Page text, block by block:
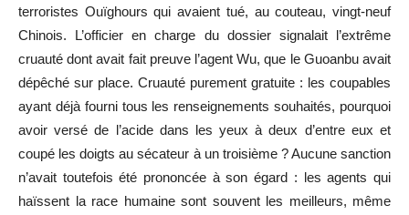
terroristes Ouïghours qui avaient tué, au couteau, vingt-neuf
Chinois. L’officier en charge du dossier signalait l’extrême
cruauté dont avait fait preuve l’agent Wu, que le Guoanbu avait
dépêché sur place. Cruauté purement gratuite : les coupables
ayant déjà fourni tous les renseignements souhaités, pourquoi
avoir versé de l’acide dans les yeux à deux d’entre eux et
coupé les doigts au sécateur à un troisième ? Aucune sanction
n’avait toutefois été prononcée à son égard : les agents qui
haïssent la race humaine sont souvent les meilleurs, même